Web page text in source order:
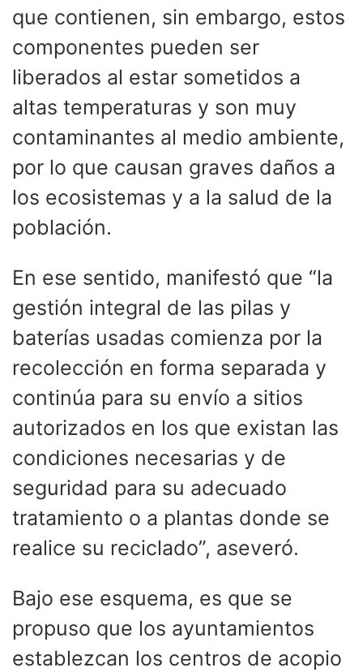
que contienen, sin embargo, estos
componentes pueden ser
liberados al estar sometidos a
altas temperaturas y son muy
contaminantes al medio ambiente,
por lo que causan graves daños a
los ecosistemas y a la salud de la
población.
En ese sentido, manifestó que “la
gestión integral de las pilas y
baterías usadas comienza por la
recolección en forma separada y
continúa para su envío a sitios
autorizados en los que existan las
condiciones necesarias y de
seguridad para su adecuado
tratamiento o a plantas donde se
realice su reciclado”, aseveró.
Bajo ese esquema, es que se
propuso que los ayuntamientos
establezcan los centros de acopio